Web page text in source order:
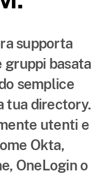
supporta
basata
semplice
tua directory.
utenti e
Okta,
OneLogin o